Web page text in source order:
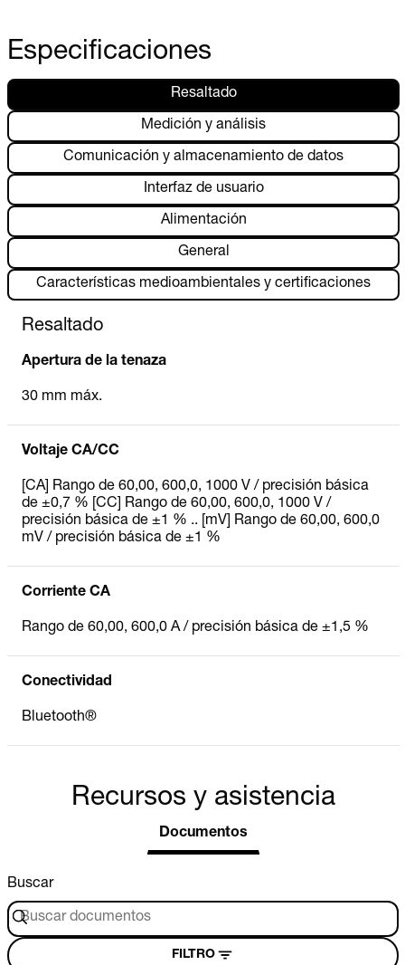
Especificaciones
Resaltado
Medición y análisis
Comunicación y almacenamiento de datos
Interfaz de usuario
Alimentación
General
Características medioambientales y certificaciones
Resaltado
Apertura de la tenaza
30 mm máx.
Voltaje CA/CC
[CA] Rango de 60,00, 600,0, 1000 V / precisión básica
de ±0,7 % [CC] Rango de 60,00, 600,0, 1000 V /
precisión básica de ±1 % .. [mV] Rango de 60,00, 600,0
mV / precisión básica de ±1 %
Corriente CA
Rango de 60,00, 600,0 A / precisión básica de ±1,5 %
Conectividad
Bluetooth®
Recursos y asistencia
Documentos
Buscar
FILTRO